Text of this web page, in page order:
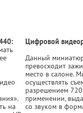
на
Цифровой
Данный
превосходит
место в салоне.
осуществлять
разрешением
применении,
со звуком в